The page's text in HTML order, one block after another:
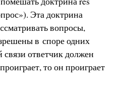
Эта доктрина
вопросы,
в споре одних
ответчик должен
то он проиграет